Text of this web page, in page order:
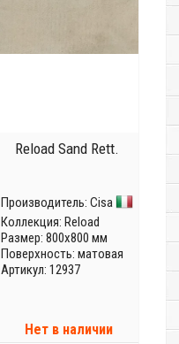
Reload Sand Rett.
Производитель: Cisa
Коллекция: Reload
Размер: 800x800 мм
Поверхность: матовая
Артикул: 12937
Нет в наличии